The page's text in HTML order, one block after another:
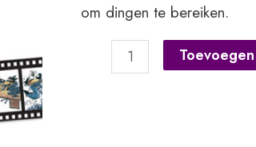
om dingen te bereiken.
Werkboek
Mission